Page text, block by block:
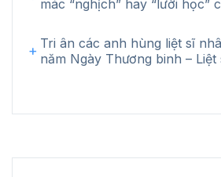
mác “nghịch” hay “lười học”
Tri ân các anh hùng liệt sĩ
năm Ngày Thương binh – Liệt